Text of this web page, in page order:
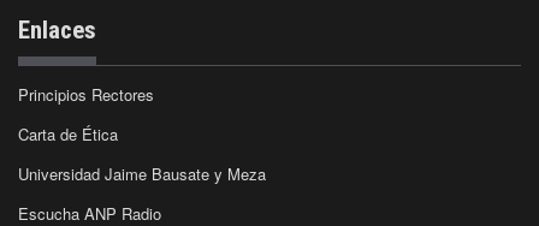
Enlaces
Principios Rectores
Carta de Ética
Universidad Jaime Bausate y Meza
Escucha ANP Radio